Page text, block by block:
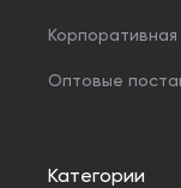
Оптовые
Категории